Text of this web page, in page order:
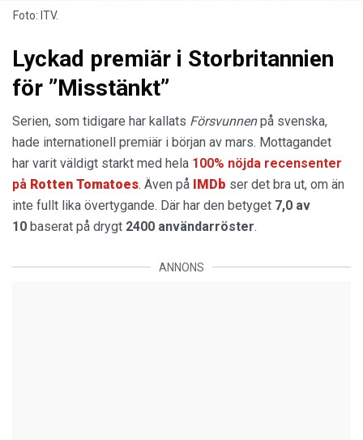
Foto: ITV.
Lyckad premiär i Storbritannien
för ”Misstänkt”
Serien, som tidigare har kallats Försvunnenpå svenska,
hade internationell premiär i början av mars. Mottagandet
har varit väldigt starkt med hela 100% nöjda recensenter
på Rotten Tomatoes. Även på IMDb ser det bra ut, om än
inte fullt lika övertygande. Där har den betyget 7,0 av
10 baserat på drygt 2400 användarröster.
ANNONS